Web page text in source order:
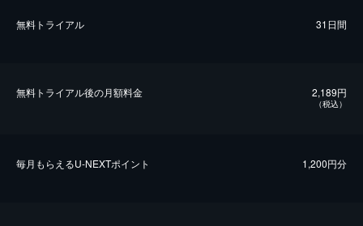
無料トライアル 31日間
無料トライアル後の⽉額料金 2,189円
（税込）
毎⽉もらえるU-NEXTポイント 1,200円分